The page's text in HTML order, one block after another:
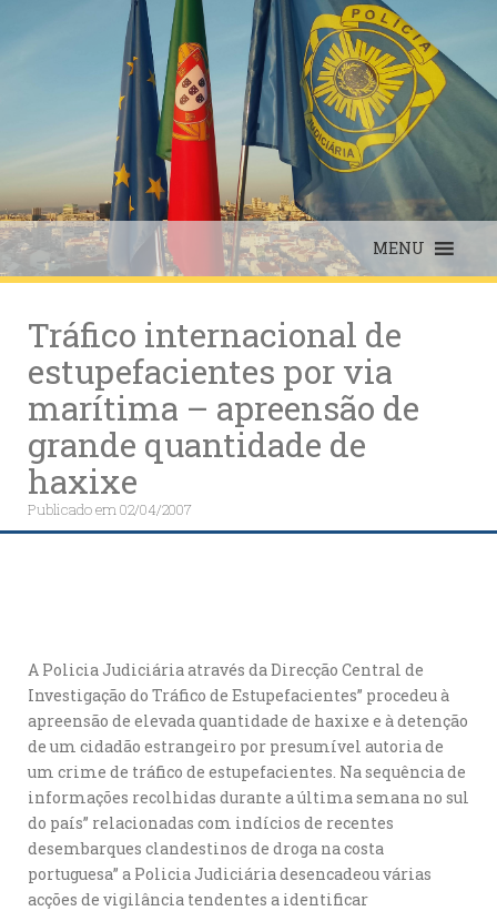
MENU
Tráfico internacional de
estupefacientes por via
marítima – apreensão de
grande quantidade de
haxixe
Publicado em02/04/2007
A Policia Judiciária através da Direcção Central de
Investigação do Tráfico de Estupefacientes” procedeu à
apreensão de elevada quantidade de haxixe e à detenção
de um cidadão estrangeiro por presumível autoria de
um crime de tráfico de estupefacientes. Na sequência de
informações recolhidas durante a última semana no sul
do país” relacionadas com indícios de recentes
desembarques clandestinos de droga na costa
portuguesa” a Policia Judiciária desencadeou várias
acções de vigilância tendentes a identificar